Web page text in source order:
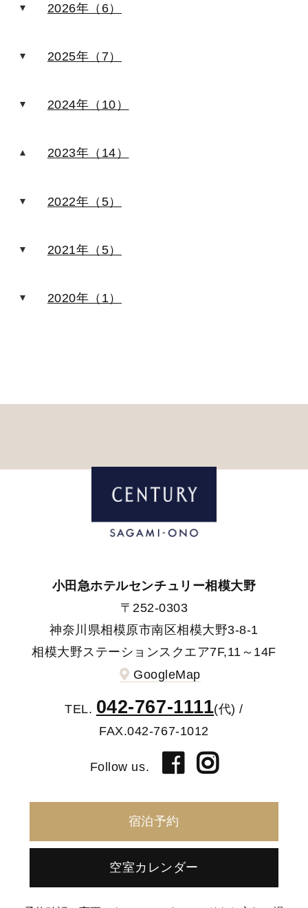
2026年（6）
2025年（7）
2024年（10）
2023年（14）
2022年（5）
2021年（5）
2020年（1）
小田急ホテルセンチュリー相模大野
〒252-0303
神奈川県相模原市南区相模大野3-8-1
相模大野ステーションスクエア7F,11～14F
GoogleMap
TEL. 042-767-1111(代) /
FAX.042-767-1012
Follow us.
宿泊予約
空室カレンダー